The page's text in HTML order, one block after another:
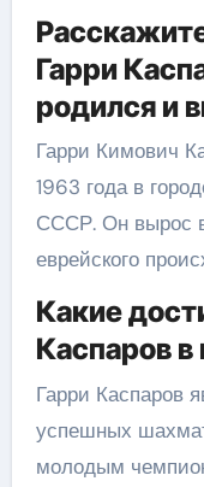
Гарри
родился и
Гарри Кимович
1963 года в
СССР. Он вырос
еврейского
Какие
Каспаров
Гарри Каспаров
успешных
молодым